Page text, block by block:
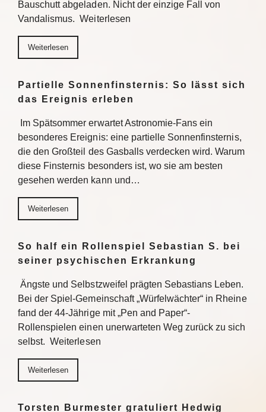
Bauschutt abgeladen. Nicht der einzige Fall von
Vandalismus. Weiterlesen
Weiterlesen
Partielle Sonnenfinsternis: So lässt sich
das Ereignis erleben
Im Spätsommer erwartet Astronomie-Fans ein
besonderes Ereignis: eine partielle Sonnenfinsternis,
die den Großteil des Gasballs verdecken wird. Warum
diese Finsternis besonders ist, wo sie am besten
gesehen werden kann und…
Weiterlesen
So half ein Rollenspiel Sebastian S. bei
seiner psychischen Erkrankung
Ängste und Selbstzweifel prägten Sebastians Leben.
Bei der Spiel-Gemeinschaft „Würfelwächter“ in Rheine
fand der 44-Jährige mit „Pen and Paper“-
Rollenspielen einen unerwarteten Weg zurück zu sich
selbst. Weiterlesen
Weiterlesen
Torsten Burmester gratuliert Hedwig